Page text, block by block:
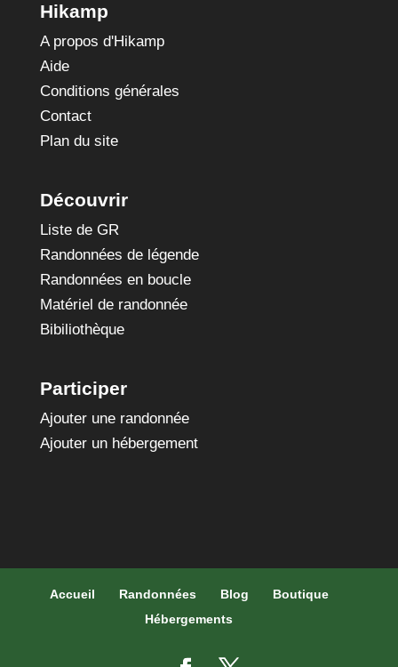
Hikamp
A propos d'Hikamp
Aide
Conditions générales
Contact
Plan du site
Découvrir
Liste de GR
Randonnées de légende
Randonnées en boucle
Matériel de randonnée
Bibiliothèque
Participer
Ajouter une randonnée
Ajouter un hébergement
Accueil Randonnées Blog
Boutique
Hébergements